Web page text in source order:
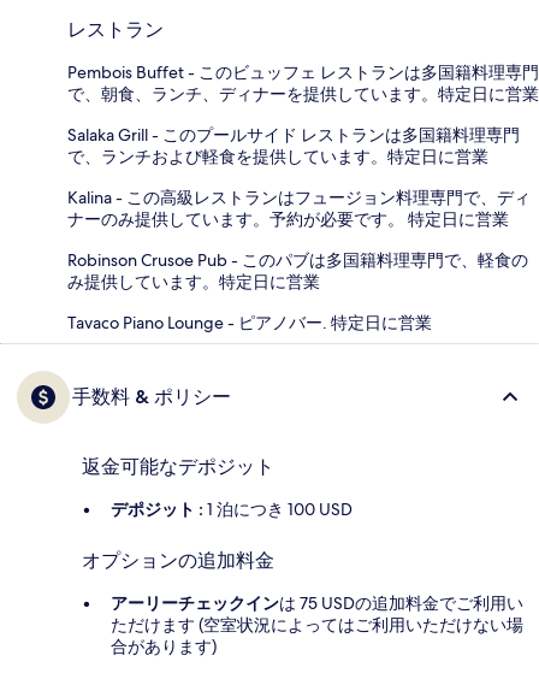
レストラン
Pembois Buffet - このビュッフェ レストランは多国籍料理専門
で、朝食、ランチ、ディナーを提供しています。特定日に営業
Salaka Grill - このプールサイド レストランは多国籍料理専門
で、ランチおよび軽食を提供しています。特定日に営業
Kalina - この高級レストランはフュージョン料理専門で、ディ
ナーのみ提供しています。予約が必要です。 特定日に営業
Robinson Crusoe Pub - このパブは多国籍料理専門で、軽食の
み提供しています。特定日に営業
Tavaco Piano Lounge - ピアノバー. 特定日に営業
手数料 & ポリシー
返金可能なデポジット
デポジット : 1 泊につき 100 USD
オプションの追加料金
アーリーチェックインは 75 USDの追加料金でご利用い
ただけます (空室状況によってはご利用いただけない場
合があります)